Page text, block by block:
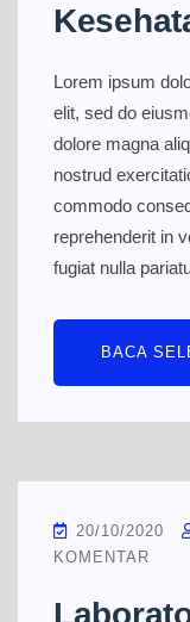
Lorem ipsum
elit, sed do
dolore magna
nostrud
commodo
reprehenderit in
fugiat nulla
BACA
20/10/2020
KOMENTAR